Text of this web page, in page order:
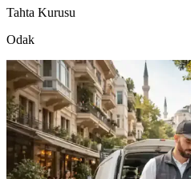
Tahta Kurusu
Odak